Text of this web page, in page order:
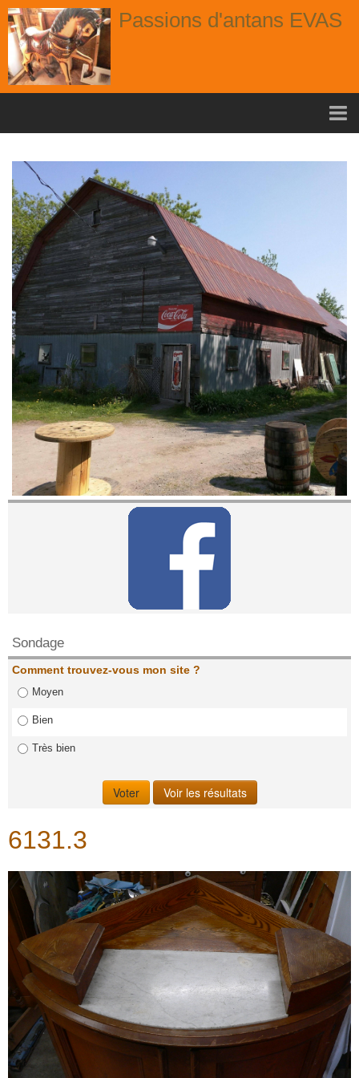
Passions d'antans EVAS
nouvelle arrivage aout
Album
Portes
Fenêtres
Chaises
Contact
Contactez nous!
Sondage
Comment trouvez-vous mon site ?
Moyen
Bien
Très bien
6131.3